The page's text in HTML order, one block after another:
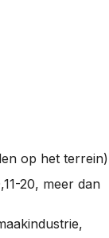
op het terrein)
20, meer dan